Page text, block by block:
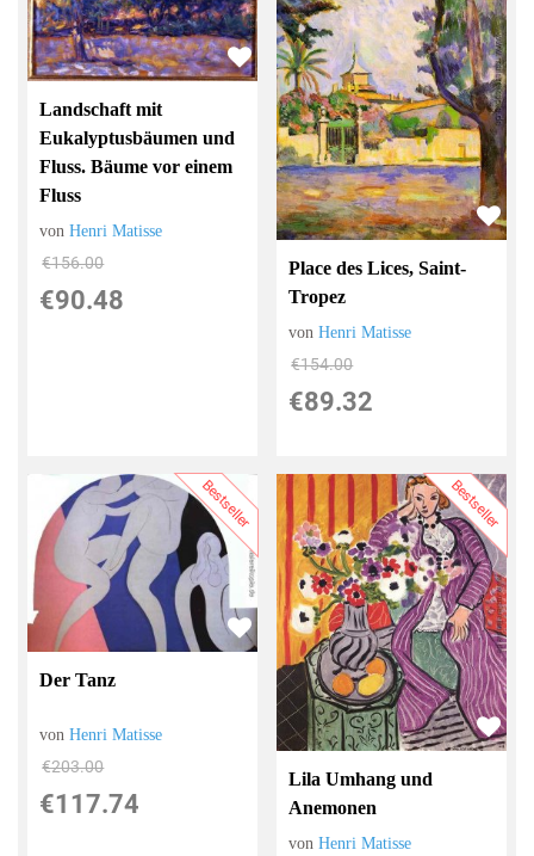
Landschaft mit
Eukalyptusbäumen und
Fluss. Bäume vor einem
Fluss
vonHenri Matisse
€156.00
€90.48
Place des Lices, Saint-
Tropez
vonHenri Matisse
€154.00
€89.32
Bestseller
Der Tanz
vonHenri Matisse
€203.00
€117.74
Bestseller
Lila Umhang und
Anemonen
vonHenri Matisse